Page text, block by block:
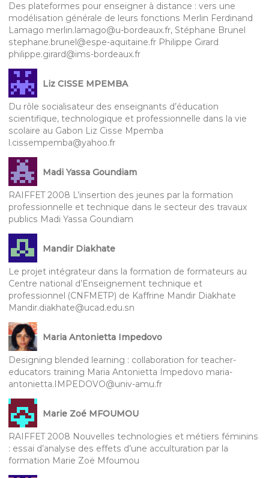
Des plateformes pour enseigner à distance : vers une
modélisation générale de leurs fonctions Merlin Ferdinand
Lamago merlin.lamago@u-bordeaux.fr, Stéphane Brunel
stephane.brunel@espe-aquitaine.fr Philippe Girard
philippe.girard@ims-bordeaux.fr
Liz CISSE MPEMBA
Du rôle socialisateur des enseignants d’éducation
scientifique, technologique et professionnelle dans la vie
scolaire au Gabon Liz Cisse Mpemba
l.cissempemba@yahoo.fr
Madi Yassa Goundiam
RAIFFET 2008 L’insertion des jeunes par la formation
professionnelle et technique dans le secteur des travaux
publics Madi Yassa Goundiam
Mandir Diakhate
Le projet intégrateur dans la formation de formateurs au
Centre national d’Enseignement technique et
professionnel (CNFMETP) de Kaffrine Mandir Diakhate
Mandir.diakhate@ucad.edu.sn
Maria Antonietta Impedovo
Designing blended learning : collaboration for teacher-
educators training Maria Antonietta Impedovo maria-
antonietta.IMPEDOVO@univ-amu.fr
Marie Zoé MFOUMOU
RAIFFET 2008 Nouvelles technologies et métiers féminins
: essai d’analyse des effets d’une acculturation par la
formation Marie Zoë Mfoumou